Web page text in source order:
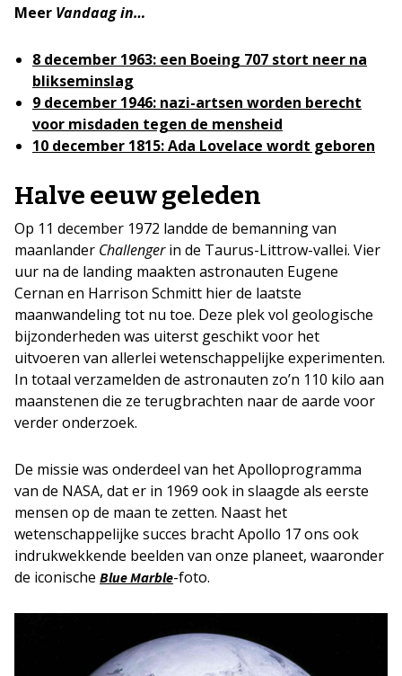
Meer Vandaag in…
8 december 1963: een Boeing 707 stort neer na
blikseminslag
9 december 1946: nazi-artsen worden berecht
voor misdaden tegen de mensheid
10 december 1815: Ada Lovelace wordt geboren
Halve eeuw geleden
Op 11 december 1972 landde de bemanning van
maanlander Challengerin de Taurus-Littrow-vallei. Vier
uur na de landing maakten astronauten Eugene
Cernan en Harrison Schmitt hier de laatste
maanwandeling tot nu toe. Deze plek vol geologische
bijzonderheden was uiterst geschikt voor het
uitvoeren van allerlei wetenschappelijke experimenten.
In totaal verzamelden de astronauten zo’n 110 kilo aan
maanstenen die ze terugbrachten naar de aarde voor
verder onderzoek.
De missie was onderdeel van het Apolloprogramma
van de NASA, dat er in 1969 ook in slaagde als eerste
mensen op de maan te zetten. Naast het
wetenschappelijke succes bracht Apollo 17 ons ook
indrukwekkende beelden van onze planeet, waaronder
de iconische Blue Marble-foto.